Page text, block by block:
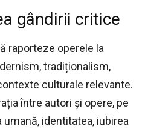
gândirii critice
raporteze operele la
tradiționalism,
culturale relevante.
între autori și opere, pe
identitatea, iubirea